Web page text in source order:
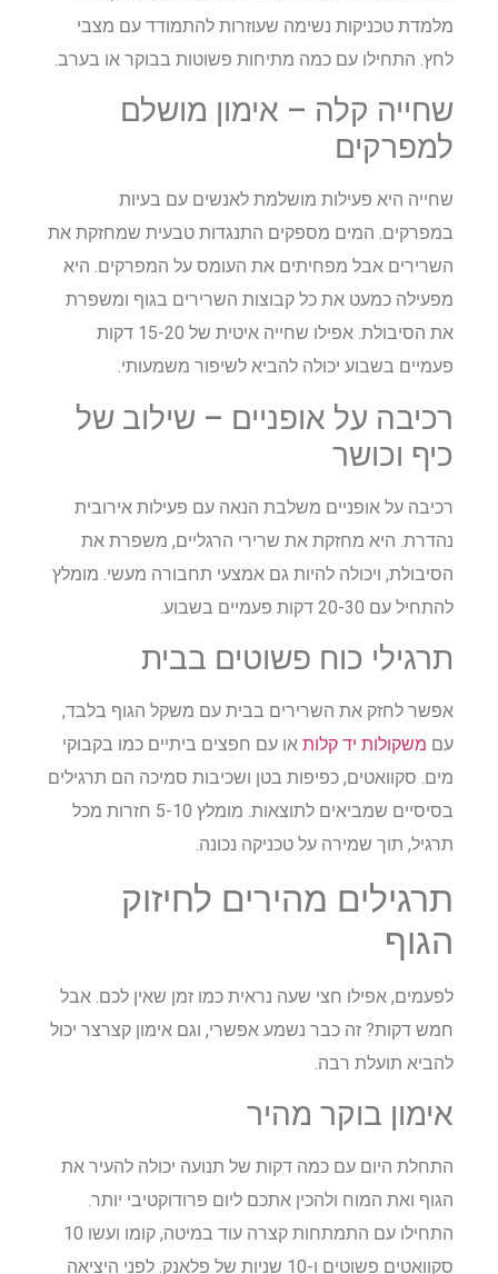
מלמדת טכניקות נשימה שעוזרות להתמודד עם מצבי
לחץ. התחילו עם כמה מתיחות פשוטות בבוקר או בערב.
שחייה קלה – אימון מושלם
למפרקים
שחייה היא פעילות מושלמת לאנשים עם בעיות
במפרקים. המים מספקים התנגדות טבעית שמחזקת את
השרירים אבל מפחיתים את העומס על המפרקים. היא
מפעילה כמעט את כל קבוצות השרירים בגוף ומשפרת
את הסיבולת. אפילו שחייה איטית של 15-20 דקות
פעמיים בשבוע יכולה להביא לשיפור משמעותי.
רכיבה על אופניים – שילוב של
כיף וכושר
רכיבה על אופניים משלבת הנאה עם פעילות אירובית
נהדרת. היא מחזקת את שרירי הרגליים, משפרת את
הסיבולת, ויכולה להיות גם אמצעי תחבורה מעשי. מומלץ
להתחיל עם 20-30 דקות פעמיים בשבוע.
תרגילי כוח פשוטים בבית
אפשר לחזק את השרירים בבית עם משקל הגוף בלבד,
עםמשקולות יד קלותאו עם חפצים ביתיים כמו בקבוקי
מים. סקוואטים, כפיפות בטן ושכיבות סמיכה הם תרגילים
בסיסיים שמביאים לתוצאות. מומלץ 5-10 חזרות מכל
תרגיל, תוך שמירה על טכניקה נכונה.
תרגילים מהירים לחיזוק
הגוף
לפעמים, אפילו חצי שעה נראית כמו זמן שאין לכם. אבל
חמש דקות? זה כבר נשמע אפשרי, וגם אימון קצרצר יכול
להביא תועלת רבה.
אימון בוקר מהיר
התחלת היום עם כמה דקות של תנועה יכולה להעיר את
הגוף ואת המוח ולהכין אתכם ליום פרודוקטיבי יותר.
התחילו עם התמתחות קצרה עוד במיטה, קומו ועשו 10
סקוואטים פשוטים ו-10 שניות של פלאנק. לפני היציאה